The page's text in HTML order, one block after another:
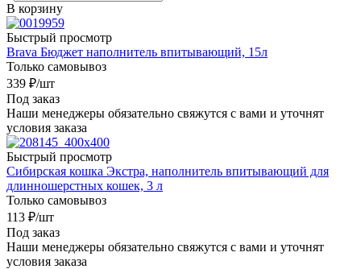
В корзину
Быстрый просмотр
Brava Бюджет наполнитель впитывающий, 15л
Только самовывоз
339 ₽/шт
Под заказ
Наши менеджеры обязательно свяжутся с вами и уточнят
условия заказа
Быстрый просмотр
Сибирская кошка Экстра, наполнитель впитывающий для
длинношерстных кошек, 3 л
Только самовывоз
113 ₽/шт
Под заказ
Наши менеджеры обязательно свяжутся с вами и уточнят
условия заказа